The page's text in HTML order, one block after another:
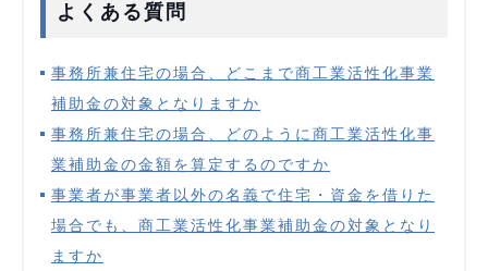
よくある質問
事務所兼住宅の場合、どこまで商工業活性化事業
補助金の対象となりますか
事務所兼住宅の場合、どのように商工業活性化事
業補助金の金額を算定するのですか
事業者が事業者以外の名義で住宅・資金を借りた
場合でも、商工業活性化事業補助金の対象となり
ますか